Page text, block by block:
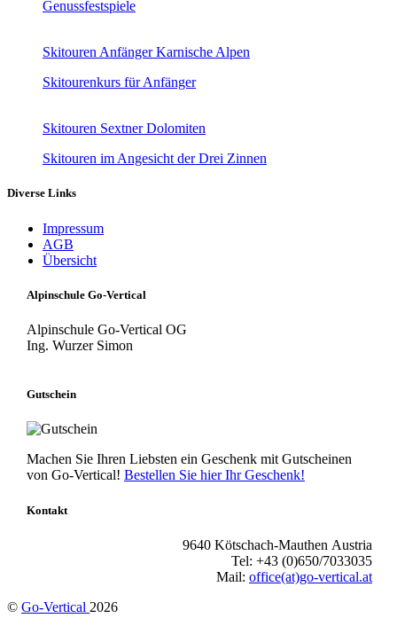
Genussfestspiele
Skitouren Anfänger Karnische Alpen
Skitourenkurs für Anfänger
Skitouren Sextner Dolomiten
Skitouren im Angesicht der Drei Zinnen
Diverse Links
Impressum
AGB
Übersicht
Alpinschule Go-Vertical
Alpinschule Go-Vertical OG
Ing. Wurzer Simon
Gutschein
Machen Sie Ihren Liebsten ein Geschenk mit Gutscheinen
von Go-Vertical! Bestellen Sie hier Ihr Geschenk!
Kontakt
9640 Kötschach-Mauthen Austria
Tel: +43 (0)650/7033035
Mail: office(at)go-vertical.at
© Go-Vertical 2026